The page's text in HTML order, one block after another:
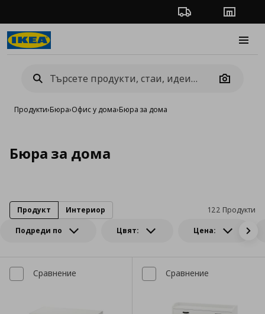
Проследяване на
Camera
Продукти›Бюра›Офис у дома›Бюра за дома
Бюра за дома
Подреди по Цвят: Цена:
122 Продукти
Продукт Интериор
Сравнение Сравнение